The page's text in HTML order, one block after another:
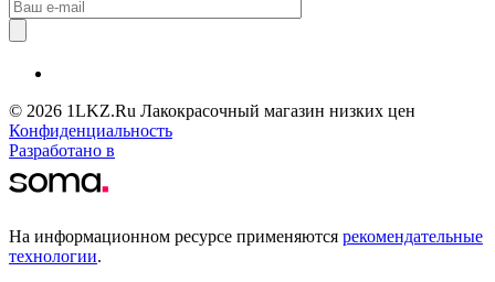
© 2026 1LKZ.Ru Лакокрасочный магазин низких цен
Конфиденциальность
Разработано в
На информационном ресурсе применяются рекомендательные
технологии.